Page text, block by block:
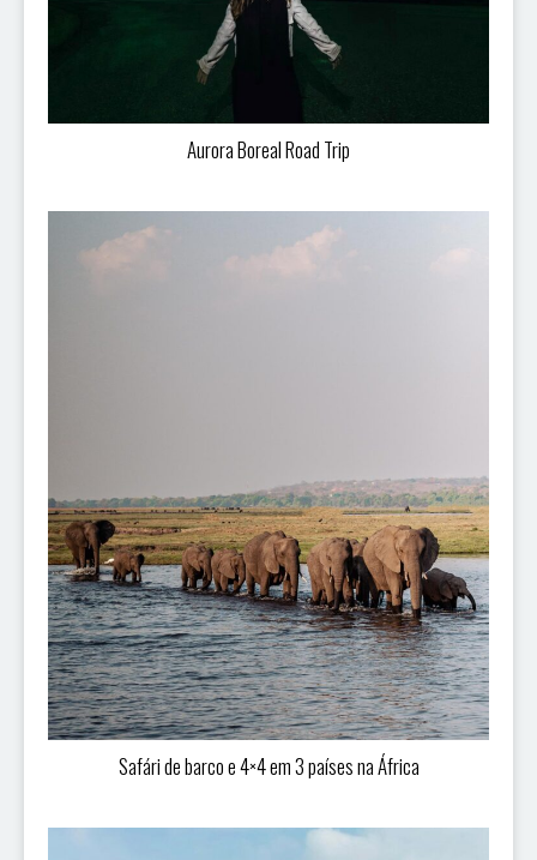
Aurora Boreal Road Trip
Safári de barco e 4×4 em 3 países na África